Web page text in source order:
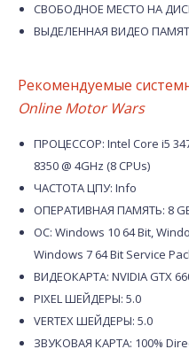
СВОБОДНОЕ МЕСТО НА
ВЫДЕЛЕННАЯ ВИДЕО
Рекомендуемые
Online Motor Wars
ПРОЦЕССОР: Intel Core i5
8350 @ 4GHz (8 CPUs)
ЧАСТОТА ЦПУ: Info
ОПЕРАТИВНАЯ ПАМЯТЬ: 8
ОС: Windows 10 64 Bit,
Windows 7 64 Bit Service
ВИДЕОКАРТА: NVIDIA GTX
PIXEL ШЕЙДЕРЫ: 5.0
VERTEX ШЕЙДЕРЫ: 5.0
ЗВУКОВАЯ КАРТА: 100%